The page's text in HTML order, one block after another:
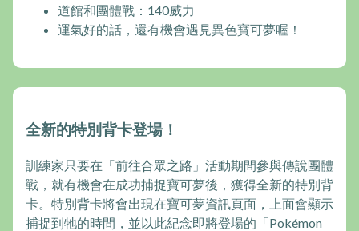
道館和團體戰：140威力
運氣好的話，還有機會遇見異色寶可夢喔！
全新的特別背卡登場！
訓練家只要在「前往合眾之路」活動期間參與傳說團體
戰，就有機會在成功捕捉寶可夢後，獲得全新的特別背
卡。特別背卡將會出現在寶可夢資訊頁面，上面會顯示
捕捉到牠的時間，並以此紀念即將登場的「Pokémon